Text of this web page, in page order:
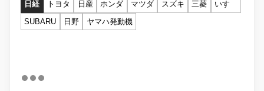
日経 トヨタ 日産 ホンダ マツダ スズキ 三菱
いすゞ
SUBARU
日野 ヤマハ発動機